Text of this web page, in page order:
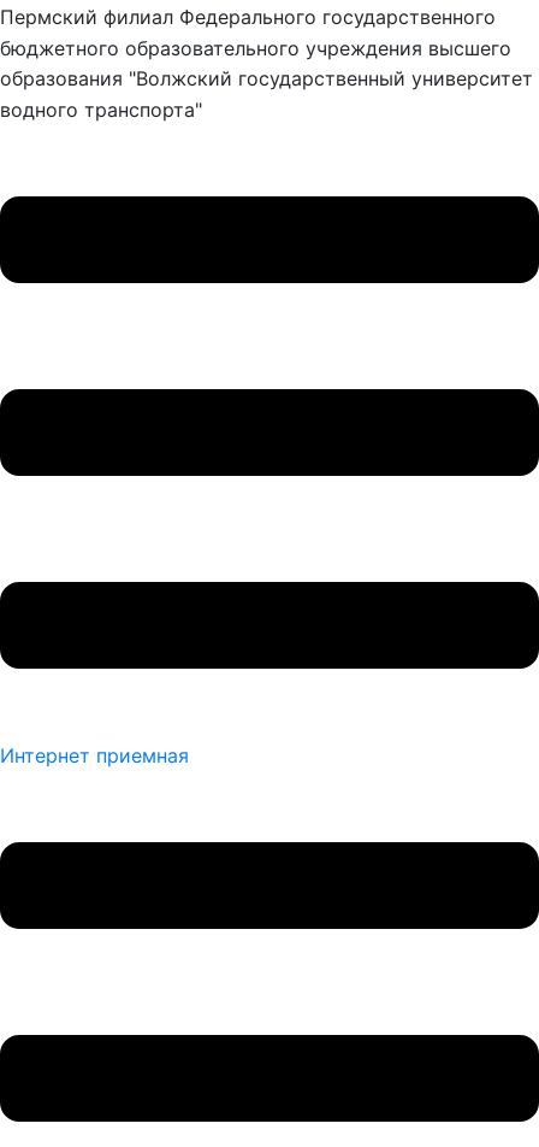
Пермский филиал Федерального государственного
бюджетного образовательного учреждения высшего
образования "Волжский государственный университет
водного транспорта"
Интернет приемная